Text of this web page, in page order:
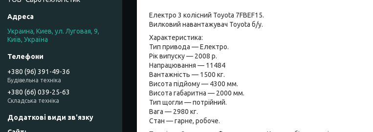
Електро 3 колісний Toyota 7FBEF15.
Вилковий навантажувач Toyota б/у.
Характеристика:
Тип привода — Електро.
Рік випуску — 2008 р.
Напрацювання — 11484
Вантажність — 1500 кг.
Висота підйому — 4300 мм.
Висота габаритна — 2000 мм.
Тип щогли — потрійний.
Вага — 2980 кг.
Стан — гарне, робоче.
Украина, Киев, ул. Луговая, 9,
Київ, Україна
+380 (96) 391-49-36
Будівельна техніка
+380 (66) 039-25-63
Складська техніка